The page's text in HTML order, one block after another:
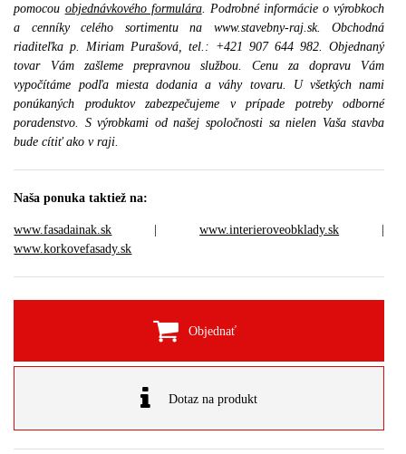
pomocou objednávkového formulára. Podrobné informácie o výrobkoch
a cenníky celého sortimentu na www.stavebny-raj.sk. Obchodná
riaditeľka p. Miriam Purašová, tel.: +421 907 644 982. Objednaný
tovar Vám zašleme prepravnou službou. Cenu za dopravu Vám
vypočítáme podľa miesta dodania a váhy tovaru. U všetkých nami
ponúkaných produktov zabezpečujeme v prípade potreby odborné
poradenstvo. S výrobkami od našej spoločnosti sa nielen Vaša stavba
bude cítiť ako v raji.
Naša ponuka taktiež na:
www.fasadainak.sk |www.interieroveobklady.sk
www.korkovefasady.sk
Objednať
Dotaz na produkt